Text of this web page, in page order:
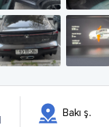
Bakı ş.